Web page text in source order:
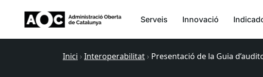
Serveis Innovació
Inici › Interoperabilitat › Presentació de la Guia